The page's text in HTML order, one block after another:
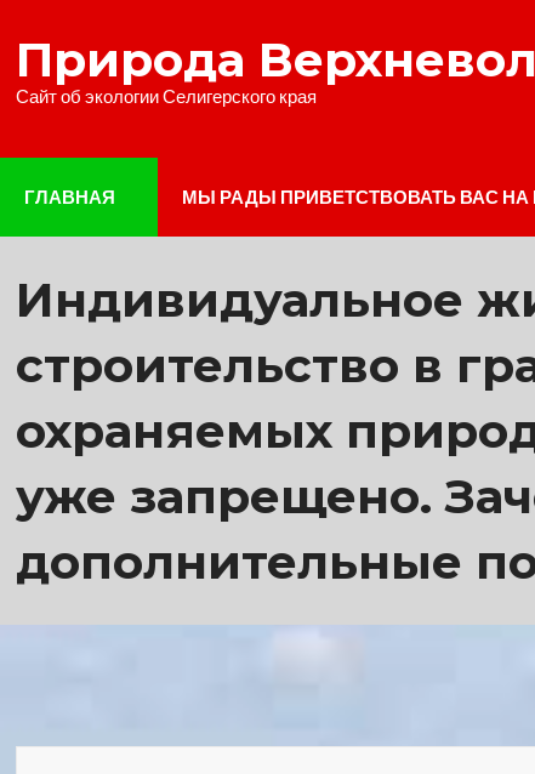
Природа
Сайт об экологии Селигерского края
ГЛАВНАЯ МЫ РАДЫ ПРИВЕТСТВОВАТЬ ВАС
Индивидуальное
строительство в
охраняемых
уже запрещено.
дополнительные